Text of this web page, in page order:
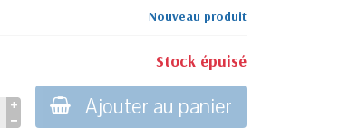
Nouveau produit
Stock épuisé
Ajouter au panier